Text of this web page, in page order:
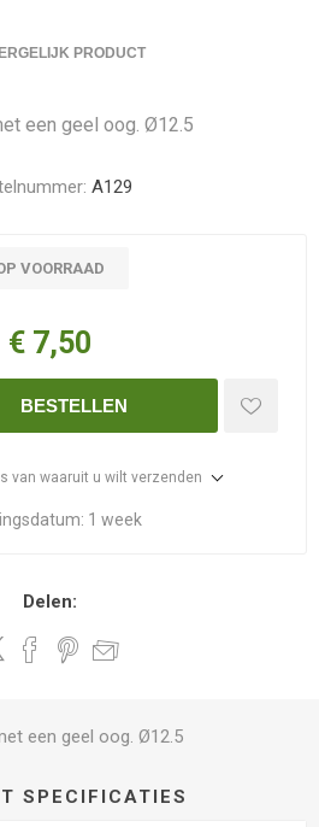
PRODUCT
een geel oog. Ø12.5
A129
VOORRAAD
€ 7,50
BESTELLEN
van waaruit u wilt verzenden
1 week
Delen:
een geel oog. Ø12.5
SPECIFICATIES